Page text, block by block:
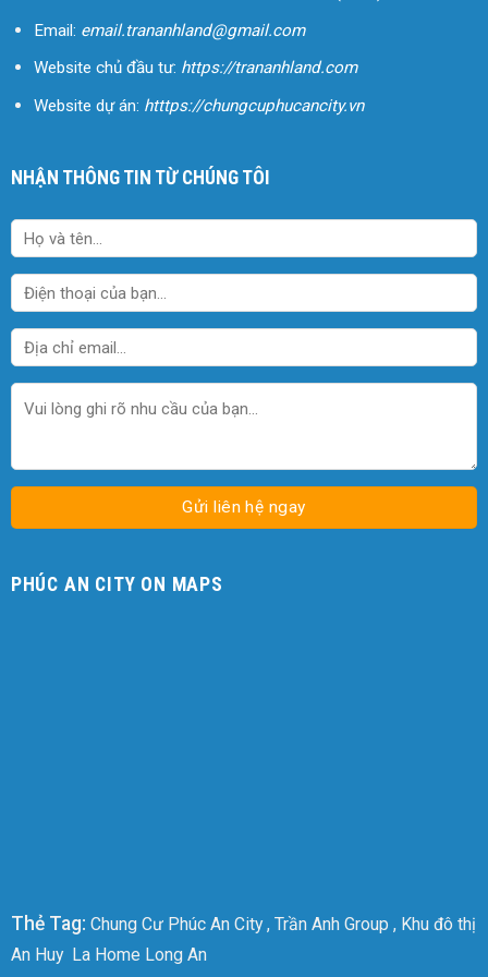
Email: email.trananhland@gmail.com
Website chủ đầu tư: https://trananhland.com
Website dự án: htttps://chungcuphucancity.vn
NHẬN THÔNG TIN TỪ CHÚNG TÔI
PHÚC AN CITY ON MAPS
Thẻ Tag: Chung Cư Phúc An City, Trần Anh Group , Khu đô thị
An Huy La Home Long An